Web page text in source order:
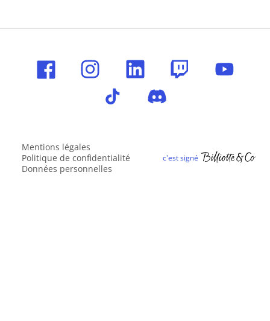
Mentions légales
Politique de confidentialité
Données personnelles